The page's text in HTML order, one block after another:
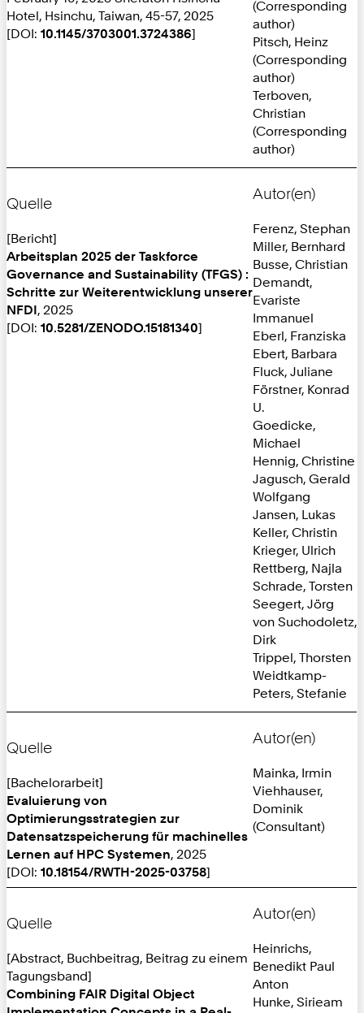
Hotel, Hsinchu, Taiwan, 45-57, 2025
[DOI: 10.1145/3703001.3724386]
(Corresponding
author)
Pitsch, Heinz
(Corresponding
author)
Terboven,
Christian
(Corresponding
author)
Quelle
[Bericht]
Arbeitsplan 2025 der Taskforce
Governance and Sustainability (TFGS) :
Schritte zur Weiterentwicklung unserer
NFDI, 2025
[DOI: 10.5281/ZENODO.15181340]
Autor(en)
Ferenz, Stephan
Miller, Bernhard
Busse, Christian
Demandt,
Evariste
Immanuel
Eberl, Franziska
Ebert, Barbara
Fluck, Juliane
Förstner, Konrad
U.
Goedicke,
Michael
Hennig, Christine
Jagusch, Gerald
Wolfgang
Jansen, Lukas
Keller, Christin
Krieger, Ulrich
Rettberg, Najla
Schrade, Torsten
Seegert, Jörg
von Suchodoletz,
Dirk
Trippel, Thorsten
Weidtkamp-
Peters, Stefanie
Quelle
[Bachelorarbeit]
Evaluierung von
Optimierungsstrategien zur
Datensatzspeicherung für machinelles
Lernen auf HPC Systemen, 2025
[DOI: 10.18154/RWTH-2025-03758]
Autor(en)
Mainka, Irmin
Viehhauser,
Dominik
(Consultant)
Quelle
[Abstract, Buchbeitrag, Beitrag zu einem
Tagungsband]
Combining FAIR Digital Object
Autor(en)
Heinrichs,
Benedikt Paul
Anton
Hunke, Sirieam